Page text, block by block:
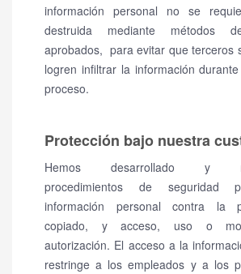
información personal no se
destruida mediante métodos
aprobados, para evitar que terceros
logren infiltrar la información
proceso.
Protección bajo nuestra
Hemos desarrollado y
procedimientos de seguridad
información personal contra la
copiado, y acceso, uso o
autorización. El acceso a la
restringe a los empleados y a los